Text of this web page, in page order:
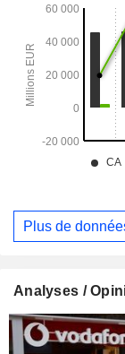
Plus de
Analyses /